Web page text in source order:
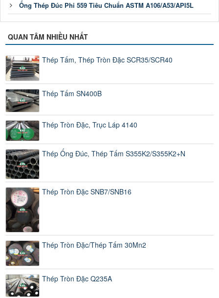
Ống Thép Đúc Phi 559 Tiêu Chuẩn ASTM A106/A53/API5L
QUAN TÂM NHIỀU NHẤT
Thép Tấm, Thép Tròn Đặc SCR35/SCR40
Thép Tấm SN400B
Thép Tròn Đặc, Trục Láp 4140
Thép Ống Đúc, Thép Tấm S355K2/S355K2+N
Thép Tròn Đặc SNB7/SNB16
Thép Tròn Đặc/Thép Tấm 30Mn2
Thép Tròn Đặc Q235A